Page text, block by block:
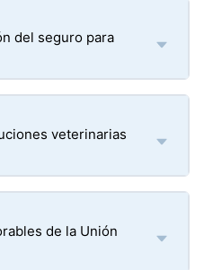
del seguro para
veterinarias
de la Unión